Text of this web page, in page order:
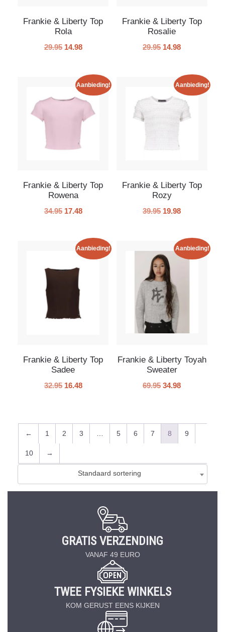
Frankie & Liberty Top
Rola
29.95 14.98
Frankie & Liberty Top
Rosalie
29.95 14.98
Aanbieding!
Frankie & Liberty Top
Rowena
34.95 17.48
Aanbieding!
Frankie & Liberty Top
Rozy
39.95 19.98
Aanbieding!
Frankie & Liberty Top
Sadee
32.95 16.48
Aanbieding!
Frankie & Liberty Toyah
Sweater
69.95 34.98
← 1 2 3 … 5 6 7 8 9
10 →
Standaard sortering
GRATIS VERZENDING
VANAF 49 EURO
TWEE FYSIEKE WINKELS
KOM GERUST EENS KIJKEN